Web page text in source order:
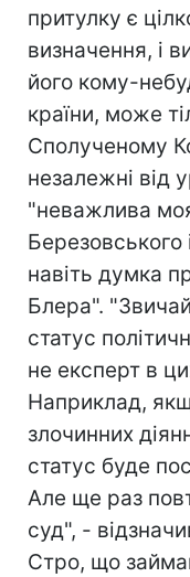
притулку є
визначення, і
його кому-
країни, може
Сполученому
незалежні від
"неважлива
навіть думка
Блера".
статус
не експерт в
Наприклад,
злочинних
статус буде
Але ще раз
суд", -
Стро, що